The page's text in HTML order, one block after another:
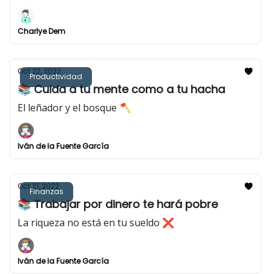
Charlye Dem
Productividad
Oct 22, 2022
📚 Cuida a tu mente como a tu hacha
El leñador y el bosque 🪓
Iván de la Fuente García
Finanzas
Oct 21, 2022
📚 Trabajar por dinero te hará pobre
La riqueza no está en tu sueldo ❌
Iván de la Fuente García